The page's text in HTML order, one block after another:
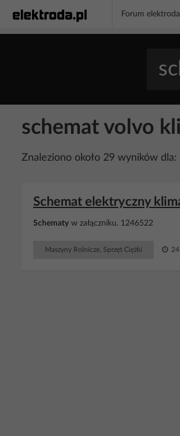
Forum elektroda
schemat volvo
Znaleziono około 29 wyników
Schemat elektryczny
Schematy w załączniku. 1246522
Maszyny Rolnicze, Sprzęt Ciężki